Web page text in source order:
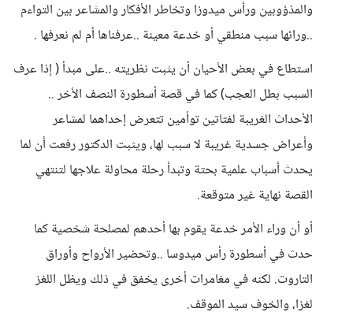
والمذؤوبين ورأس ميدوزا وتخاطر الأفكار والمشاعر بين التواءم
..ورائها سبب منطقي أو خدعة معينة ..عرفناها أم لم نعرفها .
استطاع في بعض الأحيان أن يثبت نظريته ..على مبدأ ( إذا عرف
السبب بطل العجب) كما في قصة أسطورة النصف الأخر ..
الأحداث الغريبة لفتاتين توأمين تتعرض إحداهما لمشاعر
وأعراض جسدية غريبة لا سبب لها، ويثبت الدكتور رفعت أن لما
يحدث أسباب علمية بحتة وتبدأ رحلة محاولة علاجها لتنتهي
القصة نهاية غير متوقعة.
أو أن وراء الأمر خدعة يقوم بها أحدهم لمصلحة شخصية كما
حدث في أسطورة رأس ميدوسا ..وتحضير الأرواح وأوراق
التاروت. لكنه في مغامرات أخرى يخفق في ذلك ويظل اللغز
لغزا، والخوف سيد الموقف.